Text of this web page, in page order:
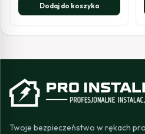
Dodaj do koszyka
Twoje bezpieczeństwo w rękach